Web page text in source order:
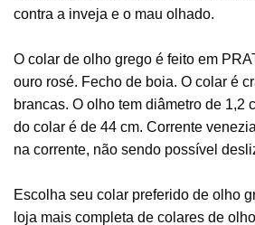
contra a inveja e o mau olhado.
O colar de olho grego é feito em
ouro rosé. Fecho de boia. O colar é
brancas. O olho tem diâmetro de 1,2
do colar é de 44 cm. Corrente
na corrente, não sendo possível
Escolha seu colar preferido de olho
loja mais completa de colares de